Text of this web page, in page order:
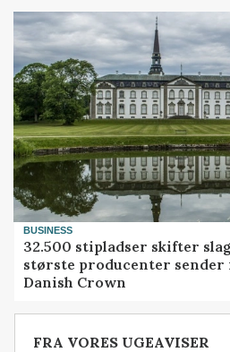
BUSINESS
32.500 stipladser skifter
største producenter
Danish Crown
FRA VORES UGEAVISER